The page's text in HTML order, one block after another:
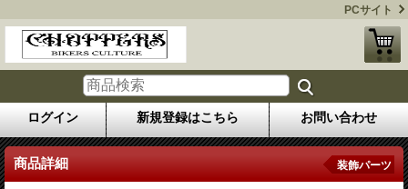
PCサイト
ログイン 新規登録はこちら お問い合わせ
商品詳細 装飾パーツ